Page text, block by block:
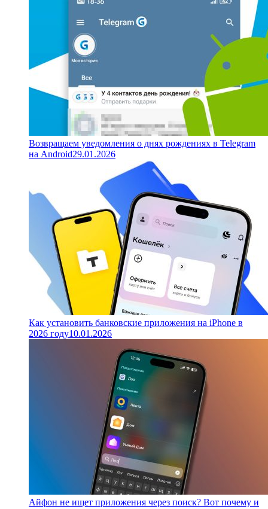
Возвращаем уведомления о днях рождениях в Telegram
на Android29.01.2026
Как установить банковские приложения на iPhone в
2026 году10.01.2026
Айфон не ищет приложения через поиск? Вот почему и